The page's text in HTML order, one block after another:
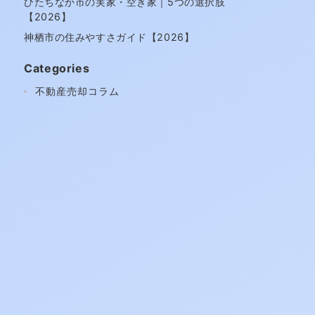
【2026】
神栖市の住みやすさガイド【2026】
Categories
不動産売却コラム